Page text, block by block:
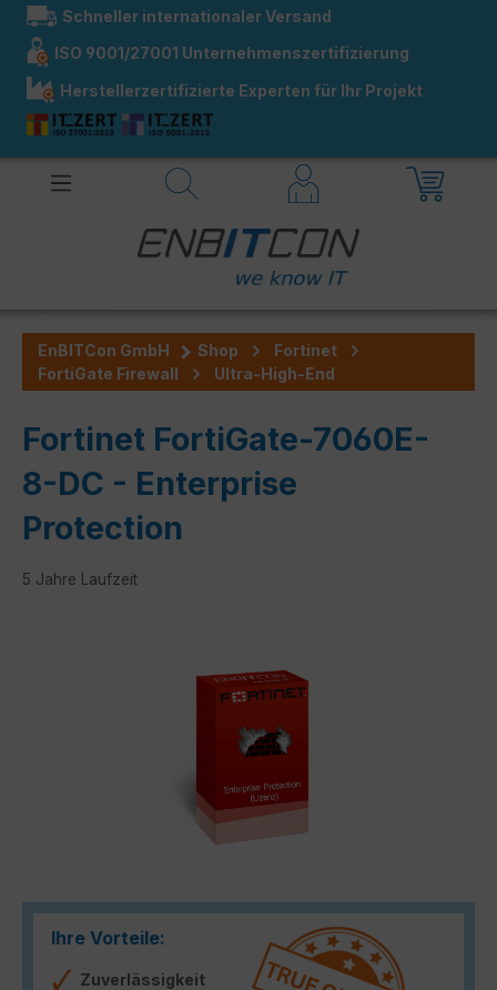
springen
Schneller internationaler Versand
ISO 9001/27001 Unternehmenszertifizierung
Herstellerzertifizierte Experten für Ihr Projekt
EnBITCon GmbH Shop
Fortinet
FortiGate Firewall
Ultra-High-End
Fortinet FortiGate-7060E-
8-DC - Enterprise
Protection
5 Jahre Laufzeit
Ihre Vorteile:
Zuverlässigkeit